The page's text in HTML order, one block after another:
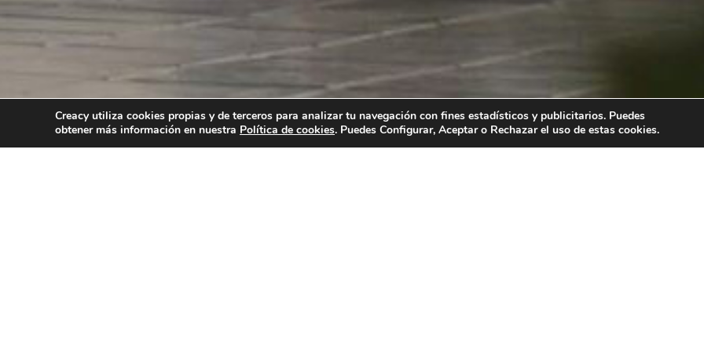
ACERCA DE SERVICIOS EMPLEO
Creacy utiliza cookies propias y de terceros para analizar tu navegación con fines estadísticos y publicitarios. Puedes
obtener más información en nuestra Política de cookies. Puedes Configurar, Aceptar o Rechazar el uso de estas cookies.